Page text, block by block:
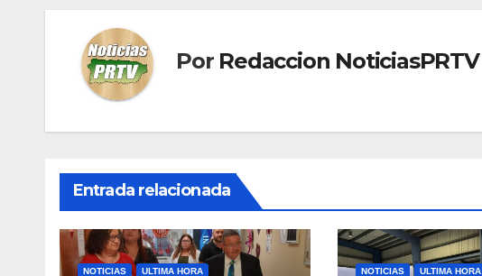
Por Redaccion NoticiasPRTV
Entrada relacionada
NOTICIAS ULTIMA HORA NOTICIAS ULTIMA HORA